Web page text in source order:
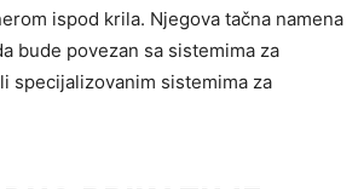
ispod krila. Njegova tačna namena
bude povezan sa sistemima za
specijalizovanim sistemima za